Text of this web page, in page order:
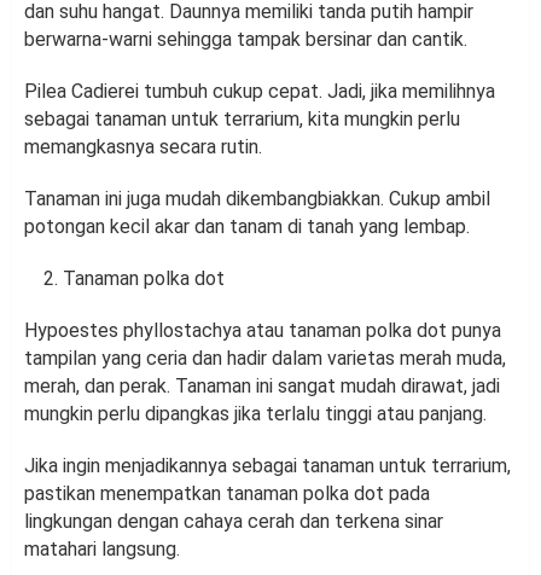
dan suhu hangat. Daunnya memiliki tanda putih hampir
berwarna-warni sehingga tampak bersinar dan cantik.
Pilea Cadierei tumbuh cukup cepat. Jadi, jika memilihnya
sebagai tanaman untuk terrarium, kita mungkin perlu
memangkasnya secara rutin.
Tanaman ini juga mudah dikembangbiakkan. Cukup ambil
potongan kecil akar dan tanam di tanah yang lembap.
Tanaman polka dot
Hypoestes phyllostachya atau tanaman polka dot punya
tampilan yang ceria dan hadir dalam varietas merah muda,
merah, dan perak. Tanaman ini sangat mudah dirawat, jadi
mungkin perlu dipangkas jika terlalu tinggi atau panjang.
Jika ingin menjadikannya sebagai tanaman untuk terrarium,
pastikan menempatkan tanaman polka dot pada
lingkungan dengan cahaya cerah dan terkena sinar
matahari langsung.